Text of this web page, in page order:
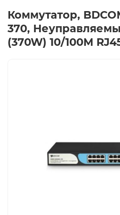
Коммутатор,
370,
(370W) 10/100M